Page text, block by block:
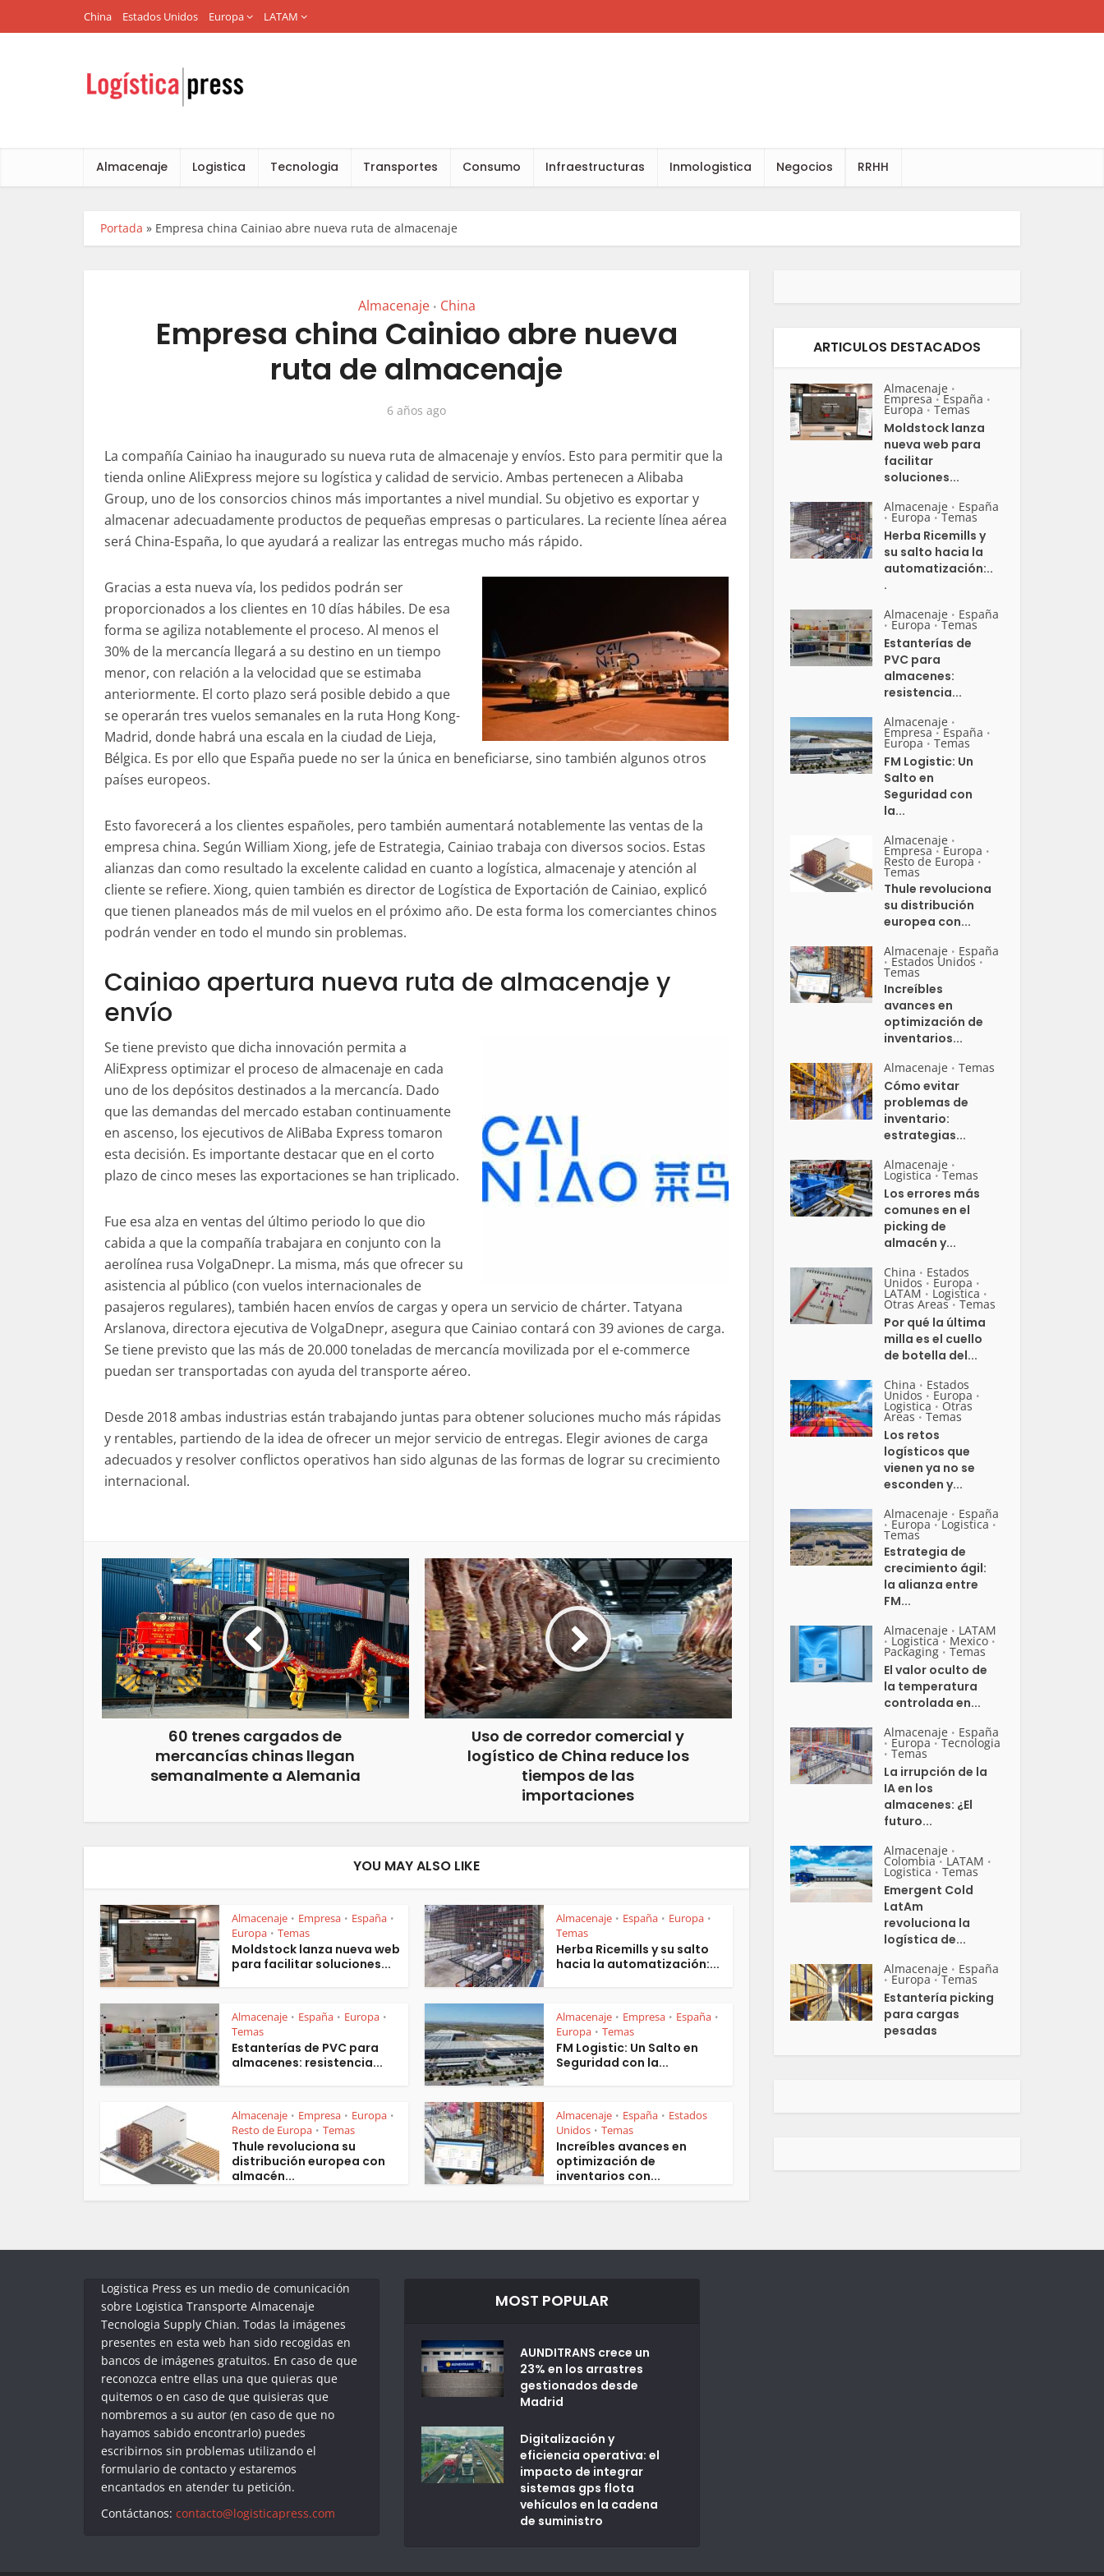
China Estados Unidos Europa LATAM
Almacenaje Logistica Tecnologia Transportes Consumo Infraestructuras Inmologistica Negocios RRHH
Portada » Empresa china Cainiao abre nueva ruta de almacenaje
Almacenaje • China
Empresa china Cainiao abre nueva
ruta de almacenaje
6 años ago
La compañía Cainiao ha inaugurado su nueva ruta de almacenaje y envíos. Esto para permitir que la
tienda online AliExpress mejore su logística y calidad de servicio. Ambas pertenecen a Alibaba
Group, uno de los consorcios chinos más importantes a nivel mundial. Su objetivo es exportar y
almacenar adecuadamente productos de pequeñas empresas o particulares. La reciente línea aérea
será China-España, lo que ayudará a realizar las entregas mucho más rápido.
Gracias a esta nueva vía, los pedidos podrán ser
proporcionados a los clientes en 10 días hábiles. De esa
forma se agiliza notablemente el proceso. Al menos el
30% de la mercancía llegará a su destino en un tiempo
menor, con relación a la velocidad que se estimaba
anteriormente. El corto plazo será posible debido a que
se operarán tres vuelos semanales en la ruta Hong Kong-
Madrid, donde habrá una escala en la ciudad de Lieja,
Bélgica. Es por ello que España puede no ser la única en beneficiarse, sino también algunos otros
países europeos.
Esto favorecerá a los clientes españoles, pero también aumentará notablemente las ventas de la
empresa china. Según William Xiong, jefe de Estrategia, Cainiao trabaja con diversos socios. Estas
alianzas dan como resultado la excelente calidad en cuanto a logística, almacenaje y atención al
cliente se refiere. Xiong, quien también es director de Logística de Exportación de Cainiao, explicó
que tienen planeados más de mil vuelos en el próximo año. De esta forma los comerciantes chinos
podrán vender en todo el mundo sin problemas.
Cainiao apertura nueva ruta de almacenaje y
envío
Se tiene previsto que dicha innovación permita a
AliExpress optimizar el proceso de almacenaje en cada
uno de los depósitos destinados a la mercancía. Dado
que las demandas del mercado estaban continuamente
en ascenso, los ejecutivos de AliBaba Express tomaron
esta decisión. Es importante destacar que en el corto
plazo de cinco meses las exportaciones se han triplicado.
Fue esa alza en ventas del último periodo lo que dio
cabida a que la compañía trabajara en conjunto con la
aerolínea rusa VolgaDnepr. La misma, más que ofrecer su
asistencia al público (con vuelos internacionales de
pasajeros regulares), también hacen envíos de cargas y opera un servicio de chárter. Tatyana
Arslanova, directora ejecutiva de VolgaDnepr, asegura que Cainiao contará con 39 aviones de carga.
Se tiene previsto que las más de 20.000 toneladas de mercancía movilizada por el e-commerce
puedan ser transportadas con ayuda del transporte aéreo.
Desde 2018 ambas industrias están trabajando juntas para obtener soluciones mucho más rápidas
y rentables, partiendo de la idea de ofrecer un mejor servicio de entregas. Elegir aviones de carga
adecuados y resolver conflictos operativos han sido algunas de las formas de lograr su crecimiento
internacional.
60 trenes cargados de
mercancías chinas llegan
semanalmente a Alemania
Uso de corredor comercial y
logístico de China reduce los
tiempos de las
importaciones
YOU MAY ALSO LIKE
Almacenaje • Empresa • España •
Europa • Temas
Moldstock lanza nueva web
para facilitar soluciones...
Almacenaje • España • Europa •
Temas
Herba Ricemills y su salto
hacia la automatización:...
Almacenaje • España • Europa •
Temas
Estanterías de PVC para
almacenes: resistencia...
Almacenaje • Empresa • España •
Europa • Temas
FM Logistic: Un Salto en
Seguridad con la...
Almacenaje • Empresa • Europa •
Resto de Europa • Temas
Thule revoluciona su
distribución europea con
almacén...
Almacenaje • España • Estados
Unidos • Temas
Increíbles avances en
optimización de
inventarios con...
ARTICULOS DESTACADOS
Almacenaje •
Empresa • España •
Europa • Temas
Moldstock lanza
nueva web para
facilitar
soluciones...
Almacenaje • España
• Europa • Temas
Herba Ricemills y
su salto hacia la
automatización:..
.
Almacenaje • España
• Europa • Temas
Estanterías de
PVC para
almacenes:
resistencia...
Almacenaje •
Empresa • España •
Europa • Temas
FM Logistic: Un
Salto en
Seguridad con
la...
Almacenaje •
Empresa • Europa •
Resto de Europa •
Temas
Thule revoluciona
su distribución
europea con...
Almacenaje • España
• Estados Unidos •
Temas
Increíbles
avances en
optimización de
inventarios...
Almacenaje • Temas
Cómo evitar
problemas de
inventario:
estrategias...
Almacenaje •
Logistica • Temas
Los errores más
comunes en el
picking de
almacén y...
China • Estados
Unidos • Europa •
LATAM • Logistica •
Otras Areas • Temas
Por qué la última
milla es el cuello
de botella del...
China • Estados
Unidos • Europa •
Logistica • Otras
Areas • Temas
Los retos
logísticos que
vienen ya no se
esconden y...
Almacenaje • España
• Europa • Logistica •
Temas
Estrategia de
crecimiento ágil:
la alianza entre
FM...
Almacenaje • LATAM
• Logistica • Mexico •
Packaging • Temas
El valor oculto de
la temperatura
controlada en...
Almacenaje • España
• Europa • Tecnologia
• Temas
La irrupción de la
IA en los
almacenes: ¿El
futuro...
Almacenaje •
Colombia • LATAM •
Logistica • Temas
Emergent Cold
LatAm
revoluciona la
logística de...
Almacenaje • España
• Europa • Temas
Estantería picking
para cargas
pesadas
Logistica Press es un medio de comunicación
sobre Logistica Transporte Almacenaje
Tecnologia Supply Chian. Todas la imágenes
presentes en esta web han sido recogidas en
bancos de imágenes gratuitos. En caso de que
reconozca entre ellas una que quieras que
quitemos o en caso de que quisieras que
nombremos a su autor (en caso de que no
hayamos sabido encontrarlo) puedes
escribirnos sin problemas utilizando el
formulario de contacto y estaremos
encantados en atender tu petición.
Contáctanos: contacto@logisticapress.com
MOST POPULAR
AUNDITRANS crece un
23% en los arrastres
gestionados desde
Madrid
Digitalización y
eficiencia operativa: el
impacto de integrar
sistemas gps flota
vehículos en la cadena
de suministro